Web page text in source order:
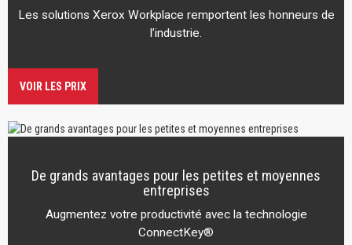
Les solutions Xerox Workplace remportent les honneurs de
l’industrie.
VOIR LES PRIX
De grands avantages pour les petites et moyennes
entreprises
Augmentez votre productivité avec la technologie
ConnectKey®